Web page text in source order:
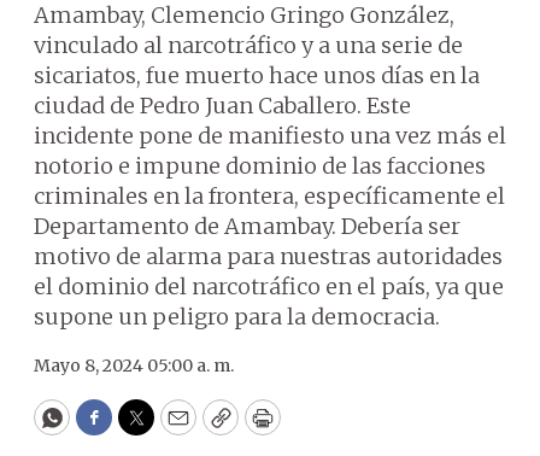
Amambay, Clemencio Gringo González,
vinculado al narcotráfico y a una serie de
sicariatos, fue muerto hace unos días en la
ciudad de Pedro Juan Caballero. Este
incidente pone de manifiesto una vez más el
notorio e impune dominio de las facciones
criminales en la frontera, específicamente el
Departamento de Amambay. Debería ser
motivo de alarma para nuestras autoridades
el dominio del narcotráfico en el país, ya que
supone un peligro para la democracia.
Mayo 8, 2024 05:00 a. m.
WhatsApp
Facebook
Twitter
EmailCopyPrint